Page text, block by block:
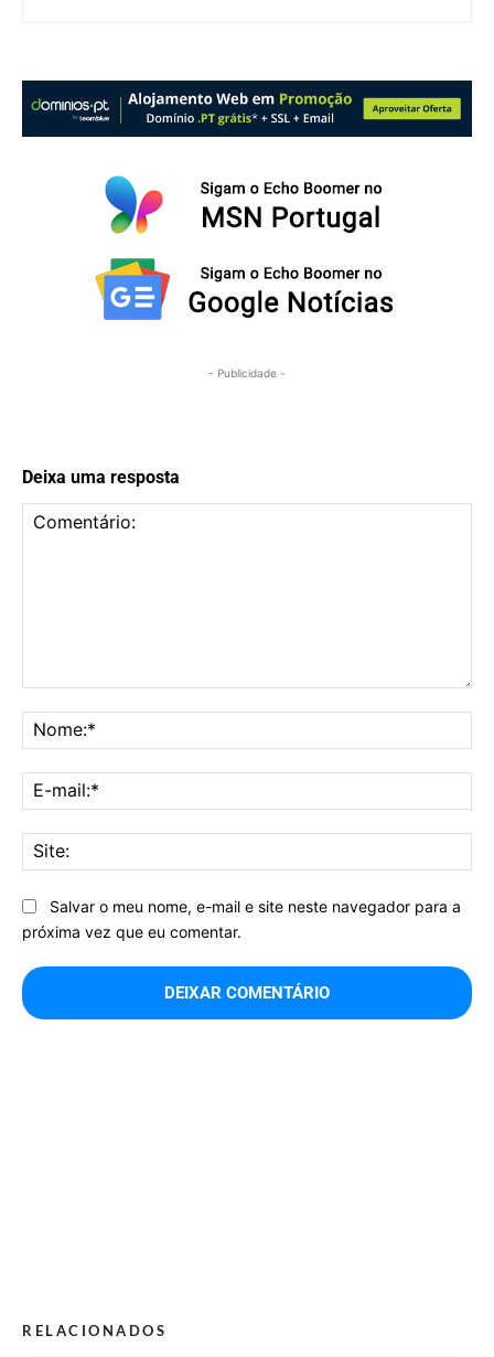
- Publicidade -
Deixa uma resposta
Salvar o meu nome, e-mail e site neste navegador para a
próxima vez que eu comentar.
RELACIONADOS